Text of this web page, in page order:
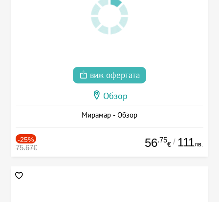
виж офертата
Обзор
Мирамар - Обзор
-25%
75.67€ 56.75
€ / 111лв.